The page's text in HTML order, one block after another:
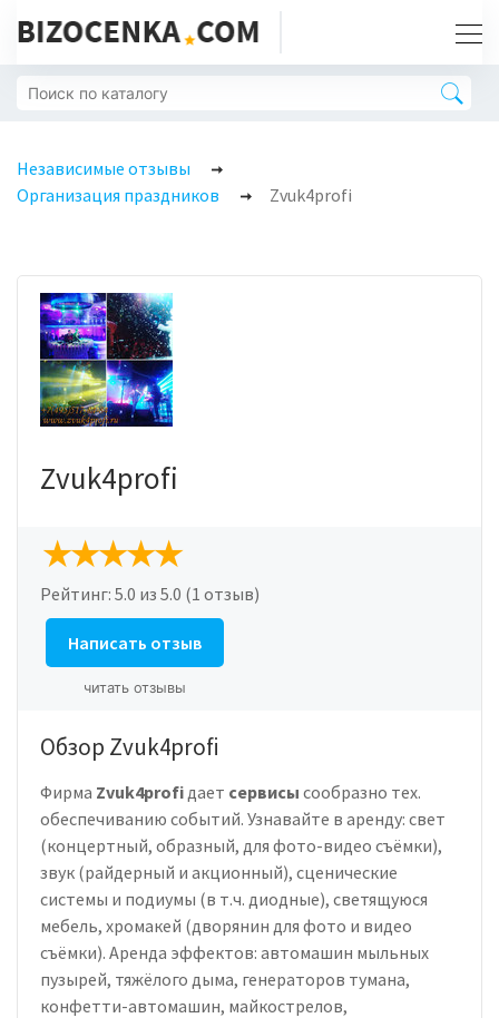
Независимые отзывы
Организация праздников
Zvuk4profi
Zvuk4profi
Рейтинг: 5.0 из 5.0 (1 отзыв)
Написать отзыв
читать отзывы
Обзор Zvuk4profi
Фирма Zvuk4profi дает сервисы сообразно тех.
обеспечиванию событий. Узнавайте в аренду: свет
(концертный, образный, для фото-видео съёмки),
звук (райдерный и акционный), сценические
системы и подиумы (в т.ч. диодные), светящуюся
мебель, хромакей (дворянин для фото и видео
съёмки). Аренда эффектов: автомашин мыльных
пузырей, тяжёлого дыма, генераторов тумана,
конфетти-автомашин, майкострелов,